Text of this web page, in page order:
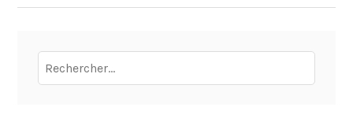
DES
ARTICLES